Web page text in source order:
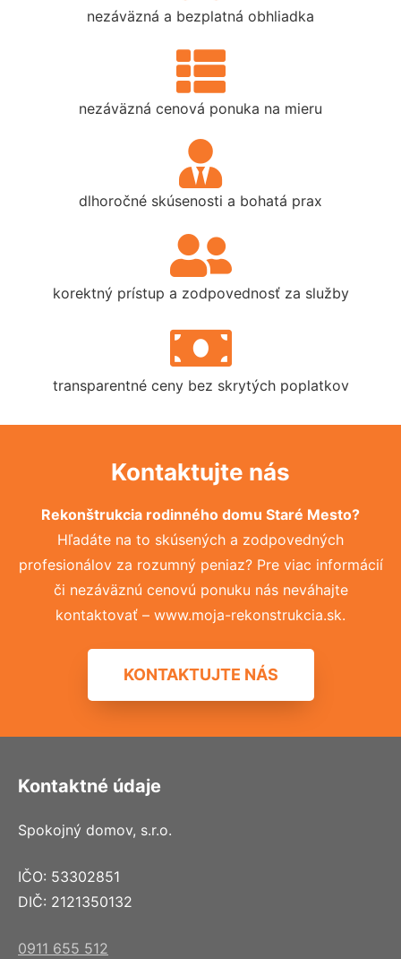
nezáväzná a bezplatná obhliadka
nezáväzná cenová ponuka na mieru
dlhoročné skúsenosti a bohatá prax
korektný prístup a zodpovednosť za služby
transparentné ceny bez skrytých poplatkov
Kontaktujte nás
Rekonštrukcia rodinného domu Staré Mesto?
Hľadáte na to skúsených a zodpovedných
profesionálov za rozumný peniaz? Pre viac informácií
či nezáväznú cenovú ponuku nás neváhajte
kontaktovať – www.moja-rekonstrukcia.sk.
KONTAKTUJTE NÁS
Kontaktné údaje
Spokojný domov, s.r.o.
IČO: 53302851
DIČ: 2121350132
0911 655 512